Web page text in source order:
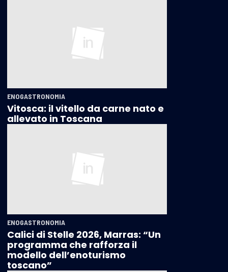
ENOGASTRONOMIA
Vitosca: il vitello da carne nato e
allevato in Toscana
ENOGASTRONOMIA
Calici di Stelle 2026, Marras: “Un
programma che rafforza il
modello dell’enoturismo
toscano”